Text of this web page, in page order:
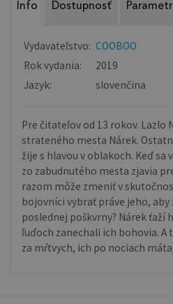
Info Dostupnosť
Vydavateľstvo: COOBOO
Rok vydania:
2019
Jazyk:
slovenčina
Pre čitateľov od 13 rokov. Lazlo
strateného mesta Nárek.
žije s hlavou v oblakoch. Keď
zo zabudnutého mesta zjavia
razom môže zmeniť v
bojovníci vybrať práve jeho,
poslednej poškvrny? Nárek ťaží
ľuďoch zanechali ich bohovia. A
za mŕtvych, ich po nociach